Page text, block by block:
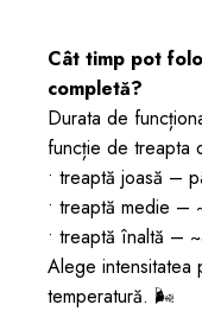
Cât timp pot
completă?
Durata de
funcție de treapta
• treaptă joasă –
• treaptă medie –
• treaptă înaltă –
Alege intensitatea
temperatură. 🌬️